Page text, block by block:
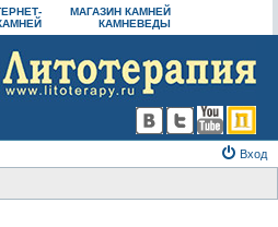
МАГАЗИН КАМНЕЙ
КАМНЕВЕДЫ
Вход